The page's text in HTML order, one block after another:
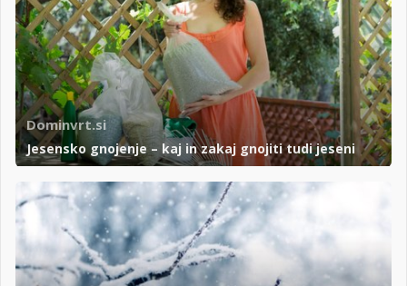
Dominvrt.si
Jesensko gnojenje – kaj in zakaj gnojiti tudi jeseni